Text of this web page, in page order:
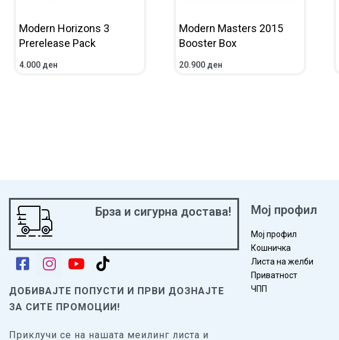
Modern Horizons 3
Prerelease Pack
4.000 ден
Modern Masters 2015
Booster Box
20.900 ден
Брза и сигурна достава!
ДОБИВАЈТЕ ПОПУСТИ И ПРВИ ДОЗНАЈТЕ
ЗА СИТЕ ПРОМОЦИИ!
Приклучи се на нашата меилинг листа и
Мој профил
Мој профил
Кошничка
Листа на желби
Приватност
ЧПП